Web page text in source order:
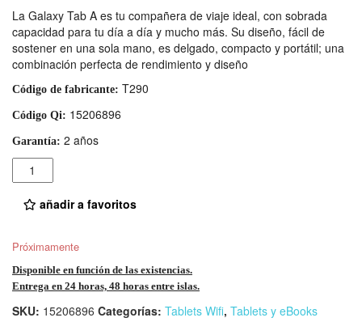
La Galaxy Tab A es tu compañera de viaje ideal, con sobrada
capacidad para tu día a día y mucho más. Su diseño, fácil de
sostener en una sola mano, es delgado, compacto y portátil; una
combinación perfecta de rendimiento y diseño
Código de fabricante: T290
Código Qi: 15206896
Garantía: 2 años
Cantidad
añadir a favoritos
Próximamente
Disponible en función de las existencias.
Entrega en 24 horas, 48 horas entre islas.
SKU: 15206896 Categorías: Tablets Wifi, Tablets y eBooks